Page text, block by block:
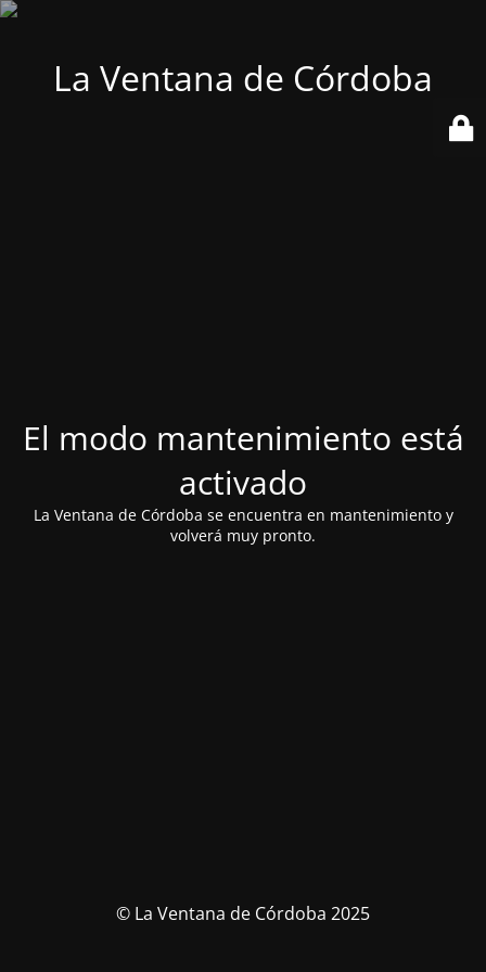
La Ventana de Córdoba
El modo mantenimiento está
activado
La Ventana de Córdoba se encuentra en mantenimiento y
volverá muy pronto.
© La Ventana de Córdoba 2025